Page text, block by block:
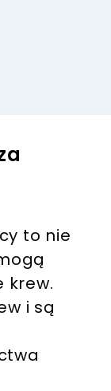
to nie
krew.
i są